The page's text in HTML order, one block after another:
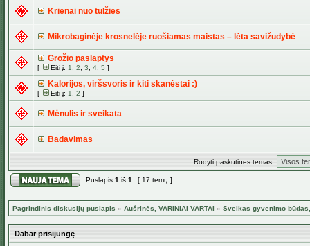
Krienai nuo tulžies
Mikrobaginėje krosnelėje ruošiamas maistas – lėta savižudybė
Grožio paslaptys
[ Eiti į: 1 2 3 4 5 ]
Kalorijos, viršsvoris ir kiti skanėstai :)
[ Eiti į: 1 2 ]
Mėnulis ir sveikata
Badavimas
Rodyti paskutines temas:
Puslapis 1 iš 1 [ 17 temų ]
Pagrindinis diskusijų puslapis » Aušrinės, VARINIAI VARTAI » Sveikas gyvenimo
Dabar prisijungę